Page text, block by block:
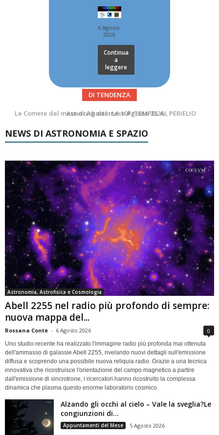
6 Agosto
2026
Continua
a
leggere
DI TENDENZA
Asteroidi del mese Agosto 2026
NEWS DI ASTRONOMIA E SPAZIO
Astronomia, Astrofisica e Cosmologia
Abell 2255 nel radio più profondo di sempre:
nuova mappa del...
Rossana Conte - 6 Agosto 2026 0
Uno studio recente ha realizzato l'immagine radio più profonda mai ottenuta
dell'ammasso di galassie Abell 2255, rivelando nuovi dettagli sull'emissione
diffusa e scoprendo una possibile nuova reliquia radio. Grazie a una tecnica
innovativa che ricostruisce l'orientazione del campo magnetico a partire
dall'emissione di sincrotrone, i ricercatori hanno ricostruito la complessa
dinamica che plasma questo enorme laboratorio cosmico.
Alzando gli occhi al cielo – Vale la sveglia?Le
congiunzioni di...
Appuntamenti del Mese 5 Agosto 2026